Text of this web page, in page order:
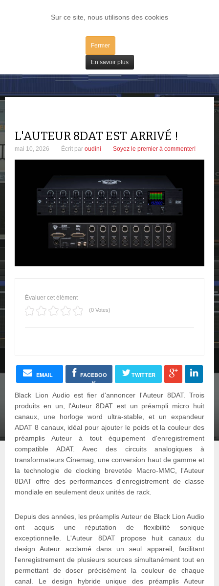
Sur ce site, nous utilisons des cookies
Fermer
En savoir plus
LOG IN
L'AUTEUR 8DAT EST ARRIVÉ !
mai 10, 2026 Écrit par oudini Soyez le premier à commenter!
Évaluer cet élément
(0 Votes)
EMAIL
FACEBOO
K
TWITTER
Black Lion Audio est fier d'annoncer l'Auteur 8DAT. Trois
produits en un, l'Auteur 8DAT est un préampli micro huit
canaux, une horloge word ultra-stable, et un expandeur
ADAT 8 canaux, idéal pour ajouter le poids et la couleur des
préamplis Auteur à tout équipement d'enregistrement
compatible ADAT. Avec des circuits analogiques à
transformateurs Cinemag, une conversion haut de gamme et
la technologie de clocking brevetée Macro-MMC, l'Auteur
8DAT offre des performances d'enregistrement de classe
mondiale en seulement deux unités de rack.
Depuis des années, les préamplis Auteur de Black Lion Audio
ont acquis une réputation de flexibilité sonique
exceptionnelle. L'Auteur 8DAT propose huit canaux du
design Auteur acclamé dans un seul appareil, facilitant
l'enregistrement de plusieurs sources simultanément tout en
permettant de doser précisément la couleur de chaque
canal. Le design hybride unique des préamplis Auteur